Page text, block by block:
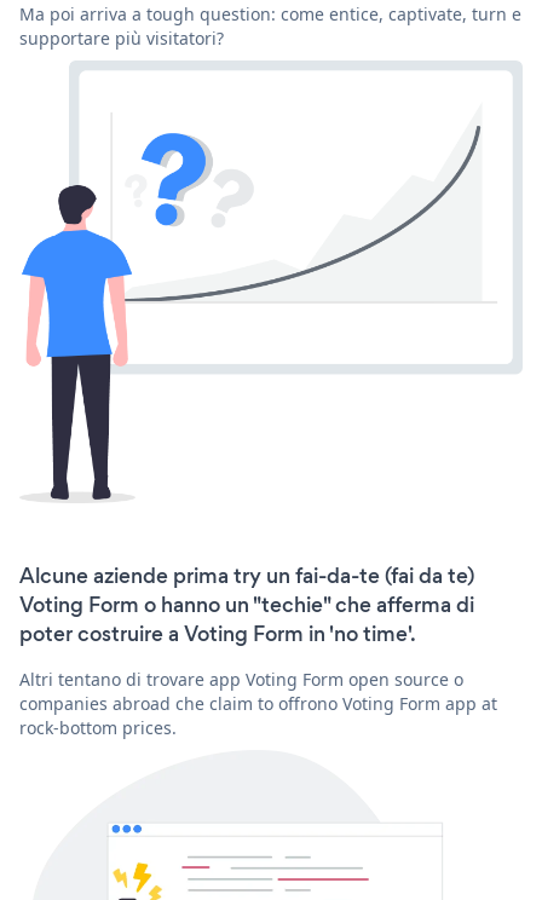
Ma poi arriva a tough question: come entice, captivate, turn e
supportare più visitatori?
Alcune aziende prima try un fai-da-te (fai da te)
Voting Form o hanno un "techie" che afferma di
poter costruire a Voting Form in 'no time'.
Altri tentano di trovare app Voting Form open source o
companies abroad che claim to offrono Voting Form app at
rock-bottom prices.